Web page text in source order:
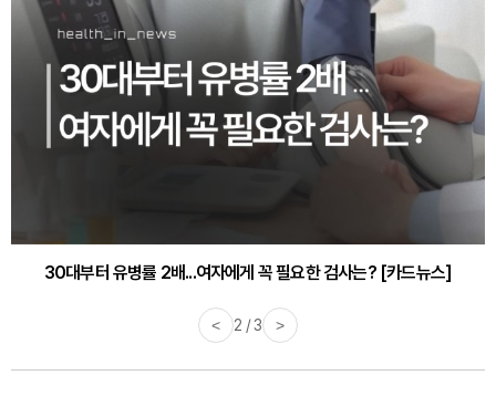
30대부터 유병률 2배...여자에게 꼭 필요한 검사는? [카드뉴스]
감기·독감 예방하고 면역력 높이는 4가지 영양제 [카드뉴스]
< 2 / 3 >